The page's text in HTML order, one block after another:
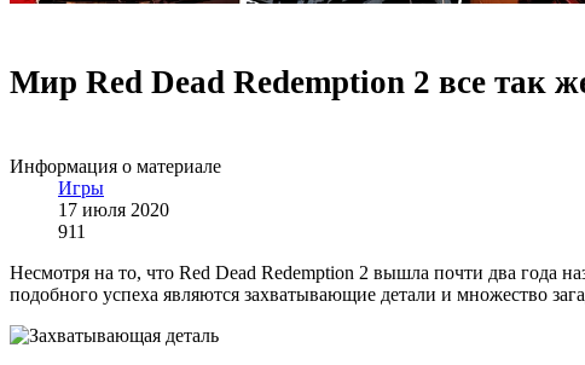
Мир Red Dead Redemption 2 все так
Информация о материале
Игры
17 июля 2020
911
Несмотря на то, что Red Dead Redemption 2 вышла почти два года
подобного успеха являются захватывающие детали и множество